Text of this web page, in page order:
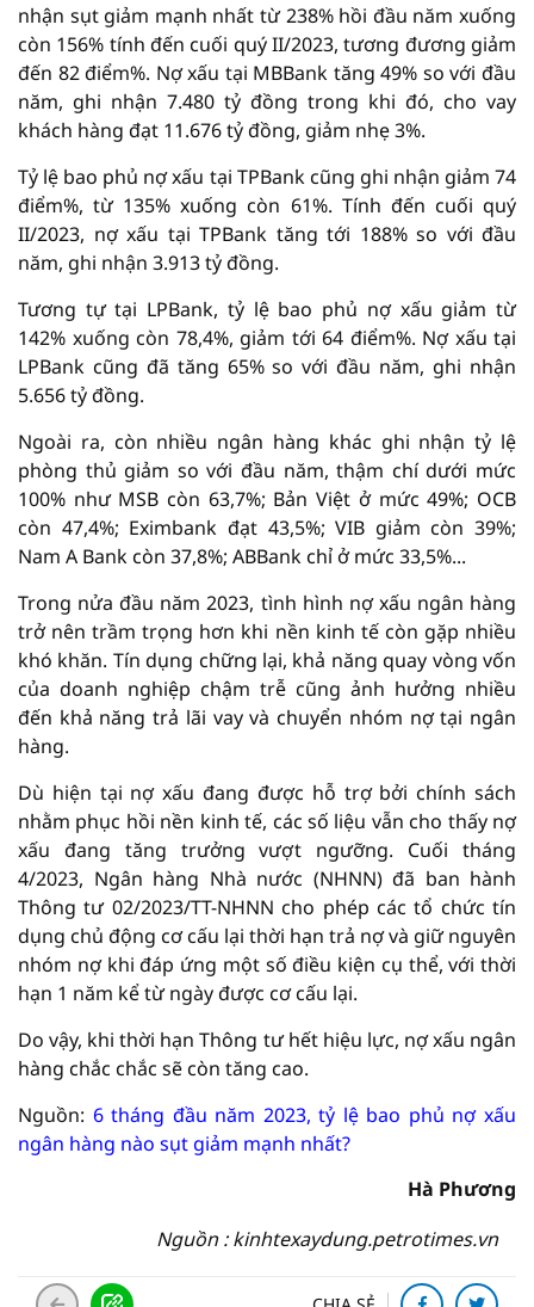
nhận sụt giảm mạnh nhất từ 238% hồi đầu năm xuống
còn 156% tính đến cuối quý II/2023, tương đương giảm
đến 82 điểm%. Nợ xấu tại MBBank tăng 49% so với đầu
năm, ghi nhận 7.480 tỷ đồng trong khi đó, cho vay
khách hàng đạt 11.676 tỷ đồng, giảm nhẹ 3%.
Tỷ lệ bao phủ nợ xấu tại TPBank cũng ghi nhận giảm 74
điểm%, từ 135% xuống còn 61%. Tính đến cuối quý
II/2023, nợ xấu tại TPBank tăng tới 188% so với đầu
năm, ghi nhận 3.913 tỷ đồng.
Tương tự tại LPBank, tỷ lệ bao phủ nợ xấu giảm từ
142% xuống còn 78,4%, giảm tới 64 điểm%. Nợ xấu tại
LPBank cũng đã tăng 65% so với đầu năm, ghi nhận
5.656 tỷ đồng.
Ngoài ra, còn nhiều ngân hàng khác ghi nhận tỷ lệ
phòng thủ giảm so với đầu năm, thậm chí dưới mức
100% như MSB còn 63,7%; Bản Việt ở mức 49%; OCB
còn 47,4%; Eximbank đạt 43,5%; VIB giảm còn 39%;
Nam A Bank còn 37,8%; ABBank chỉ ở mức 33,5%...
Trong nửa đầu năm 2023, tình hình nợ xấu ngân hàng
trở nên trầm trọng hơn khi nền kinh tế còn gặp nhiều
khó khăn. Tín dụng chững lại, khả năng quay vòng vốn
của doanh nghiệp chậm trễ cũng ảnh hưởng nhiều
đến khả năng trả lãi vay và chuyển nhóm nợ tại ngân
hàng.
Dù hiện tại nợ xấu đang được hỗ trợ bởi chính sách
nhằm phục hồi nền kinh tế, các số liệu vẫn cho thấy nợ
xấu đang tăng trưởng vượt ngưỡng. Cuối tháng
4/2023, Ngân hàng Nhà nước (NHNN) đã ban hành
Thông tư 02/2023/TT-NHNN cho phép các tổ chức tín
dụng chủ động cơ cấu lại thời hạn trả nợ và giữ nguyên
nhóm nợ khi đáp ứng một số điều kiện cụ thể, với thời
hạn 1 năm kể từ ngày được cơ cấu lại.
Do vậy, khi thời hạn Thông tư hết hiệu lực, nợ xấu ngân
hàng chắc chắc sẽ còn tăng cao.
Nguồn: 6 tháng đầu năm 2023, tỷ lệ bao phủ nợ xấu
ngân hàng nào sụt giảm mạnh nhất?
Hà Phương
Nguồn : kinhtexaydung.petrotimes.vn